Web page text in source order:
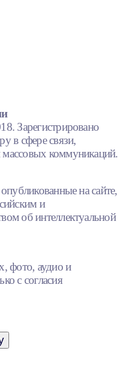
Зарегистрировано
в сфере связи,
коммуникаций.
на сайте,
и
об интеллектуальной
фото, аудио и
с согласия